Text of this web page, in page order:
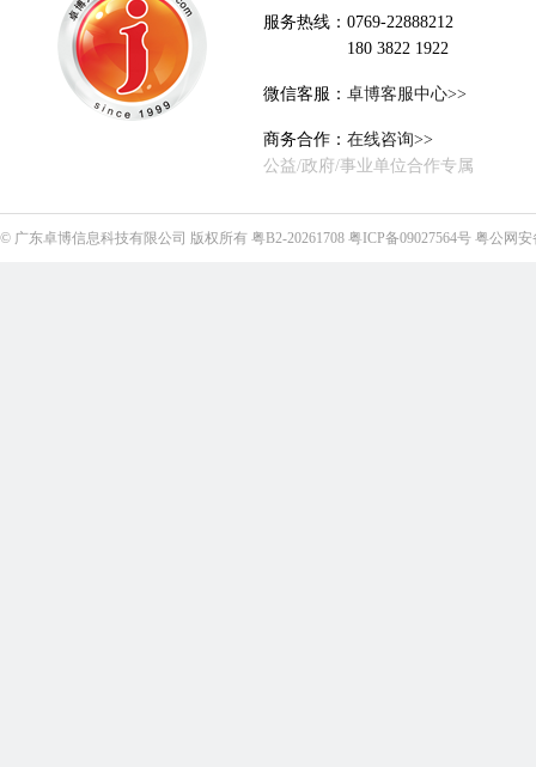
服务热线：0769-22888212
180 3822 1922
微信客服： 卓博客服中心>>
商务合作： 在线咨询>>
公益/政府/事业单位合作专属
© 广东卓博信息科技有限公司 版权所有 粤B2-20261708 粤ICP备09027564号 粤公网安